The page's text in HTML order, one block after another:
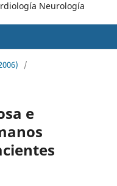
Neurología
/
e